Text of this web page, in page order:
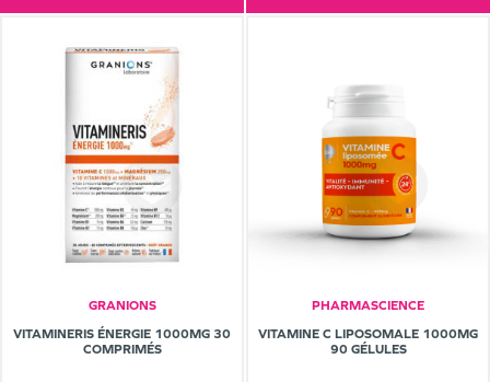
GRANIONS
VITAMINERIS ÉNERGIE 1000MG 30
COMPRIMÉS
PHARMASCIENCE
VITAMINE C LIPOSOMALE 1000MG
90 GÉLULES